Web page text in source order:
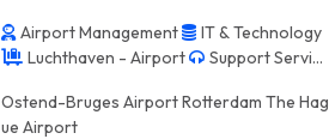
Airport Management
IT & Technology
Luchthaven - Airport
Support Servic
Ostend-Bruges Airport Rotterdam The Hag
ue Airport